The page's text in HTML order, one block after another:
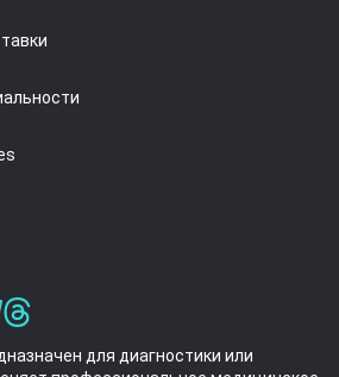
для диагностики или